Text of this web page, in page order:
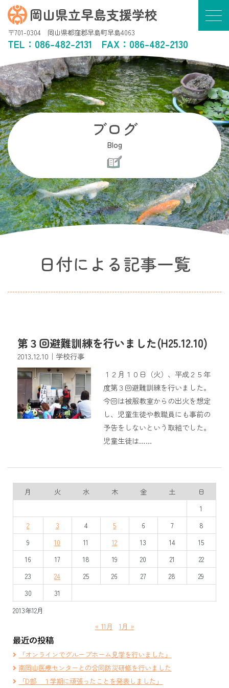
岡山県立早島支援学校
〒701-0304 岡山県都窪郡早島町早島4063
TEL： 086-482-2131 FAX：086-482-2130
ブログ
Blog
日付による記事一覧
第３回避難訓練を行いました(H25.12.10)
2013.12.10 ｜学校行事
１２月１０日（火）、平成２５年
度第３回避難訓練を行いました。
今回は被服教室からの出火を想定
し、児童生徒や教職員にも事前の
予告をしないという取組でした。
児童生徒は……
2013年12月
月 火 水 木 金 土
日
1
2
3 4 5 6 7
8
9
10 11 12 13 14
15
16
17 18 19 20 21
22
23
24 25 26 27 28
29
30
31
« 11月 1月 »
最近の投稿
「オンラインでグループホーム見学を行いました」
南岡山医療センターとの合同防災研修を行いました
「D部 １学期に頑張ったことを発表しました」